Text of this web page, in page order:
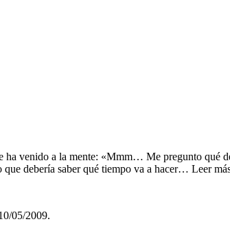
ha venido a la mente: «Mmm… Me pregunto qué
que debería saber qué tiempo va a hacer… Leer
05/2009.